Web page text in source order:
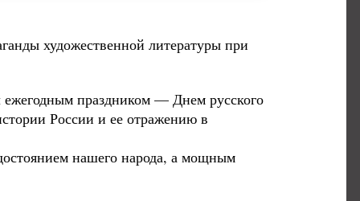
художественной литературы при
ежегодным праздником — Днем русского
России и ее отражению в
нашего народа, а мощным